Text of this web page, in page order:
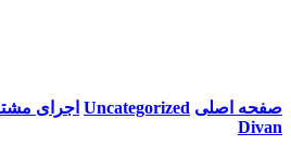
صفحه اصلی Uncategorized
Divan